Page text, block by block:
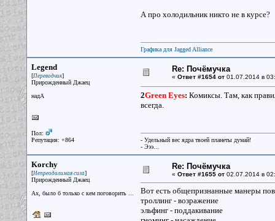
А про холодильник никто не в курсе?
Графика для Jagged Alliance
Legend
[Переводчик]
Прирожденный Джаец
надА
Пол:
Репутация: +864
Re: Почёмучка
« Ответ #1654 от01.07.2014 в
2Green Eyes: Комиксы. Там, как
всегда.
- Удельный вес ядра твоей планеты думай!
- Эээ...
Korchy
[Непреодолимая сила]
Прирожденный Джаец
Ах, было б только с кем поговорить ...
Re: Почёмучка
« Ответ #1655 от02.07.2014 в
Вот есть общепризнанные манеры
троллинг - возражение
эльфинг - поддакивание